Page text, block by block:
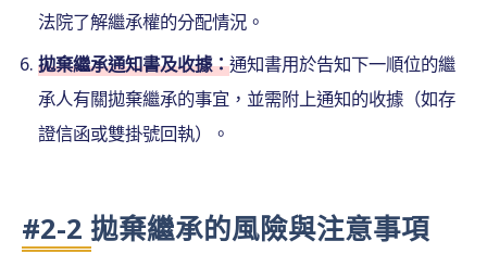
法院了解繼承權的分配情況。
拋棄繼承通知書及收據：通知書用於告知下一順位的繼
承人有關拋棄繼承的事宜，並需附上通知的收據（如存
證信函或雙掛號回執）。
#2-2 拋棄繼承的風險與注意事項